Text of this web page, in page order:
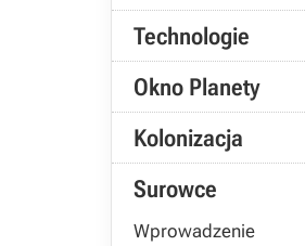
Technologie
Okno Planety
Kolonizacja
Surowce
Wprowadzenie